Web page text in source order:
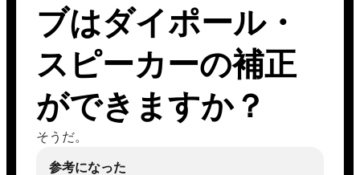
ブはダイポール・
スピーカーの補正
ができますか？
そうだ。
参考になった